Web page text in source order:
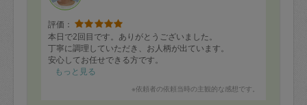
評価：
本日で2回目です。ありがとうございました。
丁寧に調理していただき、お人柄が出ています。
安心してお任せできる方です。
もっと見る
※依頼者の依頼当時の主観的な感想です。